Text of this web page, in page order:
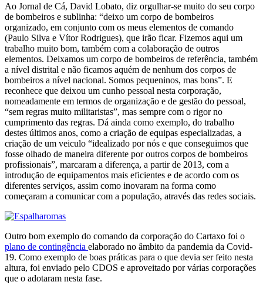
Ao Jornal de Cá, David Lobato, diz orgulhar-se muito do seu corpo
de bombeiros e sublinha: “deixo um corpo de bombeiros
organizado, em conjunto com os meus elementos de comando
(Paulo Silva e Vítor Rodrigues), que irão ficar. Fizemos aqui um
trabalho muito bom, também com a colaboração de outros
elementos. Deixamos um corpo de bombeiros de referência, também
a nível distrital e não ficamos aquém de nenhum dos corpos de
bombeiros a nível nacional. Somos pequeninos, mas bons”. E
reconhece que deixou um cunho pessoal nesta corporação,
nomeadamente em termos de organização e de gestão do pessoal,
“sem regras muito militaristas”, mas sempre com o rigor no
cumprimento das regras. Dá ainda como exemplo, do trabalho
destes últimos anos, como a criação de equipas especializadas, a
criação de um veiculo “idealizado por nós e que conseguimos que
fosse olhado de maneira diferente por outros corpos de bombeiros
profissionais”, marcaram a diferença, a partir de 2013, com a
introdução de equipamentos mais eficientes e de acordo com os
diferentes serviços, assim como inovaram na forma como
começaram a comunicar com a população, através das redes sociais.
Outro bom exemplo do comando da corporação do Cartaxo foi o
plano de contingência elaborado no âmbito da pandemia da Covid-
19. Como exemplo de boas práticas para o que devia ser feito nesta
altura, foi enviado pelo CDOS e aproveitado por várias corporações
que o adotaram nesta fase.